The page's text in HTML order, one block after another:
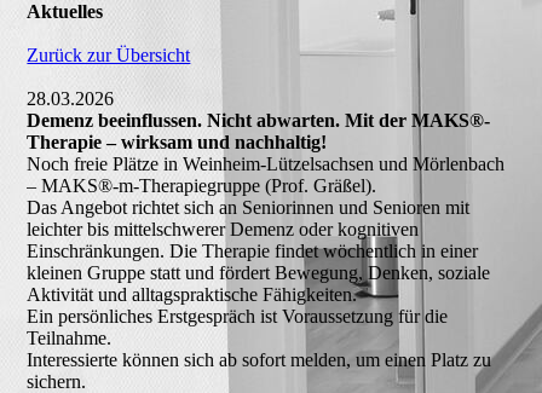
Aktuelles
Zurück zur Übersicht
28.03.2026
Demenz beeinflussen. Nicht abwarten. Mit der MAKS®-
Therapie – wirksam und nachhaltig!
Noch freie Plätze in Weinheim-Lützelsachsen und Mörlenbach
– MAKS®-m-Therapiegruppe (Prof. Gräßel).
Das Angebot richtet sich an Seniorinnen und Senioren mit
leichter bis mittelschwerer Demenz oder kognitiven
Einschränkungen. Die Therapie findet wöchentlich in einer
kleinen Gruppe statt und fördert Bewegung, Denken, soziale
Aktivität und alltagspraktische Fähigkeiten.
Ein persönliches Erstgespräch ist Voraussetzung für die
Teilnahme.
Interessierte können sich ab sofort melden, um einen Platz zu
sichern.